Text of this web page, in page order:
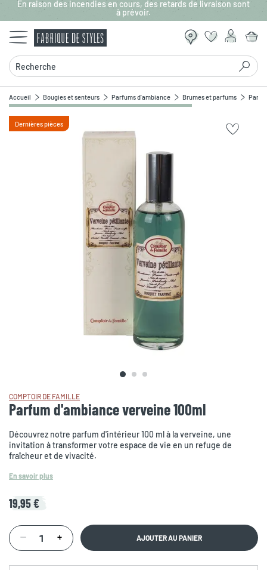
Aller au contenu principal
En raison des incendies en cours, des retards de livraison sont
à prévoir.
Recherche
Accueil Bougies et senteurs Parfums d'ambiance Brumes et parfums
Dernières pièces
COMPTOIR DE FAMILLE
Parfum d'ambiance verveine 100ml
Découvrez notre parfum d'intérieur 100 ml à la verveine, une
invitation à transformer votre espace de vie en un refuge de
fraîcheur et de vivacité.
En savoir plus
19,95 €
AJOUTER AU PANIER